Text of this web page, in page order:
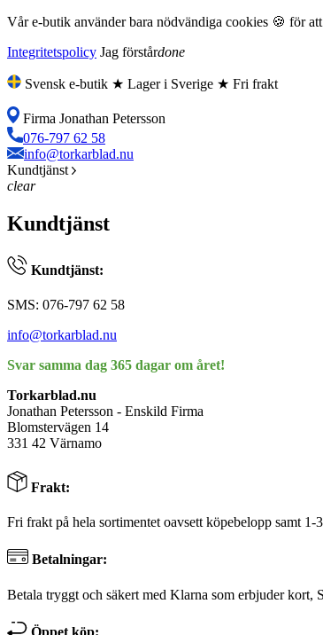
Vår e-butik använder bara nödvändiga cookies 🍪 för
Integritetspolicy Jag förstårdone
Svensk e-butik ★ Lager i Sverige ★ Fri frakt
Firma Jonathan Petersson
076-797 62 58
info@torkarblad.nu
Kundtjänst
clear
Kundtjänst
Kundtjänst:
SMS: 076-797 62 58
info@torkarblad.nu
Svar samma dag 365 dagar om året!
Torkarblad.nu
Jonathan Petersson - Enskild Firma
Blomstervägen 14
331 42 Värnamo
Frakt:
Fri frakt på hela sortimentet oavsett köpebelopp samt 1-
Betalningar:
Betala tryggt och säkert med Klarna som erbjuder
Öppet köp: